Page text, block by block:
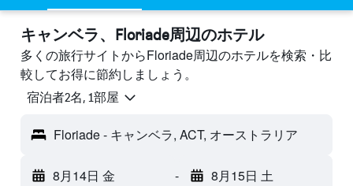
キャンベラ​、Floriade周辺のホテル
多くの旅行サイトからFloriade周辺のホテルを検索・比
較してお得に節約しましょう。
宿泊者2名, 1​部屋
Floriade - キャンベラ, ACT, オーストラリア
8月14日 金 - 8月15日 土